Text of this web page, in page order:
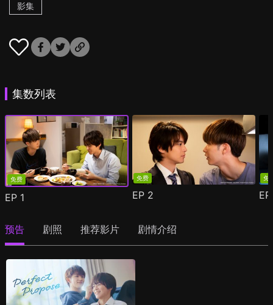
影集
集数列表
免费
EP 1
免费
EP 2
免
预告 剧照 推荐影片 剧情介绍